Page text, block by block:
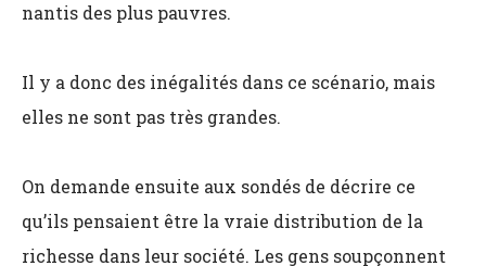
nantis des plus pauvres.
Il y a donc des inégalités dans ce scénario, mais
elles ne sont pas très grandes.
On demande ensuite aux sondés de décrire ce
qu’ils pensaient être la vraie distribution de la
richesse dans leur société. Les gens soupçonnent